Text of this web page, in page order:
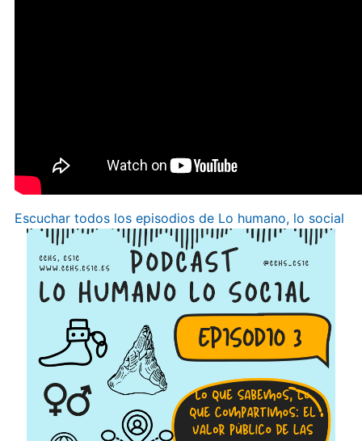
Escuchar todos los episodios de Lo humano, lo social